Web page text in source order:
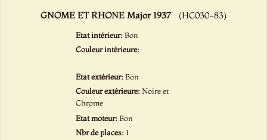
GNOME ET RHONE Major 1937 (HC030-83)
Etat intérieur:Bon
Couleur intérieure:
Etat extérieur:Bon
Couleur extérieure:Noire et
Chrome
Etat moteur:Bon
Nbr de places:1